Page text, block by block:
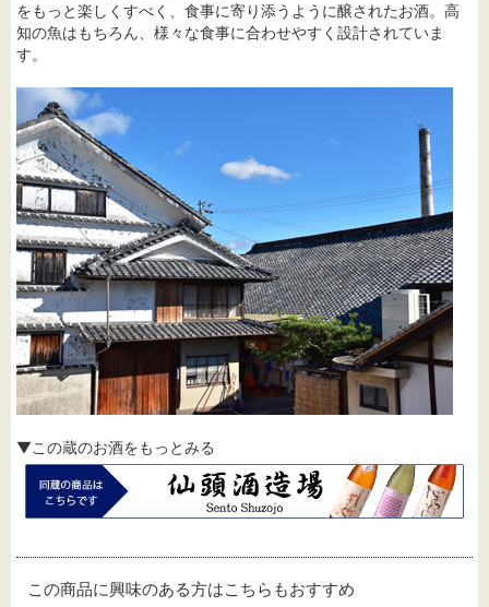
をもっと楽しくすべく、食事に寄り添うように醸されたお酒。高
知の魚はもちろん、様々な食事に合わせやすく設計されていま
す。
▼この蔵のお酒をもっとみる
この商品に興味のある方はこちらもおすすめ